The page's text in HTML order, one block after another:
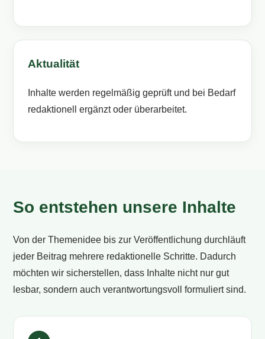
Aktualität
Inhalte werden regelmäßig geprüft und bei Bedarf
redaktionell ergänzt oder überarbeitet.
So entstehen unsere Inhalte
Von der Themenidee bis zur Veröffentlichung durchläuft
jeder Beitrag mehrere redaktionelle Schritte. Dadurch
möchten wir sicherstellen, dass Inhalte nicht nur gut
lesbar, sondern auch verantwortungsvoll formuliert sind.